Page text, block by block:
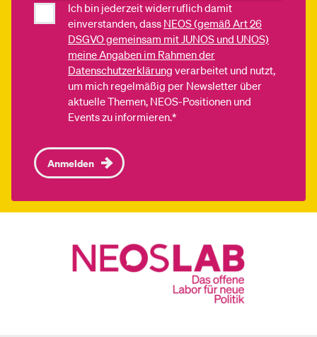
Ich bin jederzeit widerruflich damit
einverstanden, dass NEOS (gemäß Art 26
DSGVO gemeinsam mit JUNOS und UNOS)
meine Angaben im Rahmen der
Datenschutzerklärung verarbeitet und nutzt,
um mich regelmäßig per Newsletter über
aktuelle Themen, NEOS-Positionen und
Events zu informieren.*
Anmelden